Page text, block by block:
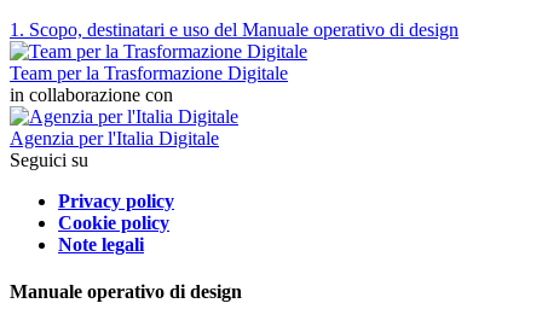
1. Scopo, destinatari e uso del Manuale operativo di design
Team per la Trasformazione Digitale
in collaborazione con
Agenzia per l'Italia Digitale
Seguici su
Privacy policy
Cookie policy
Note legali
Manuale operativo di design